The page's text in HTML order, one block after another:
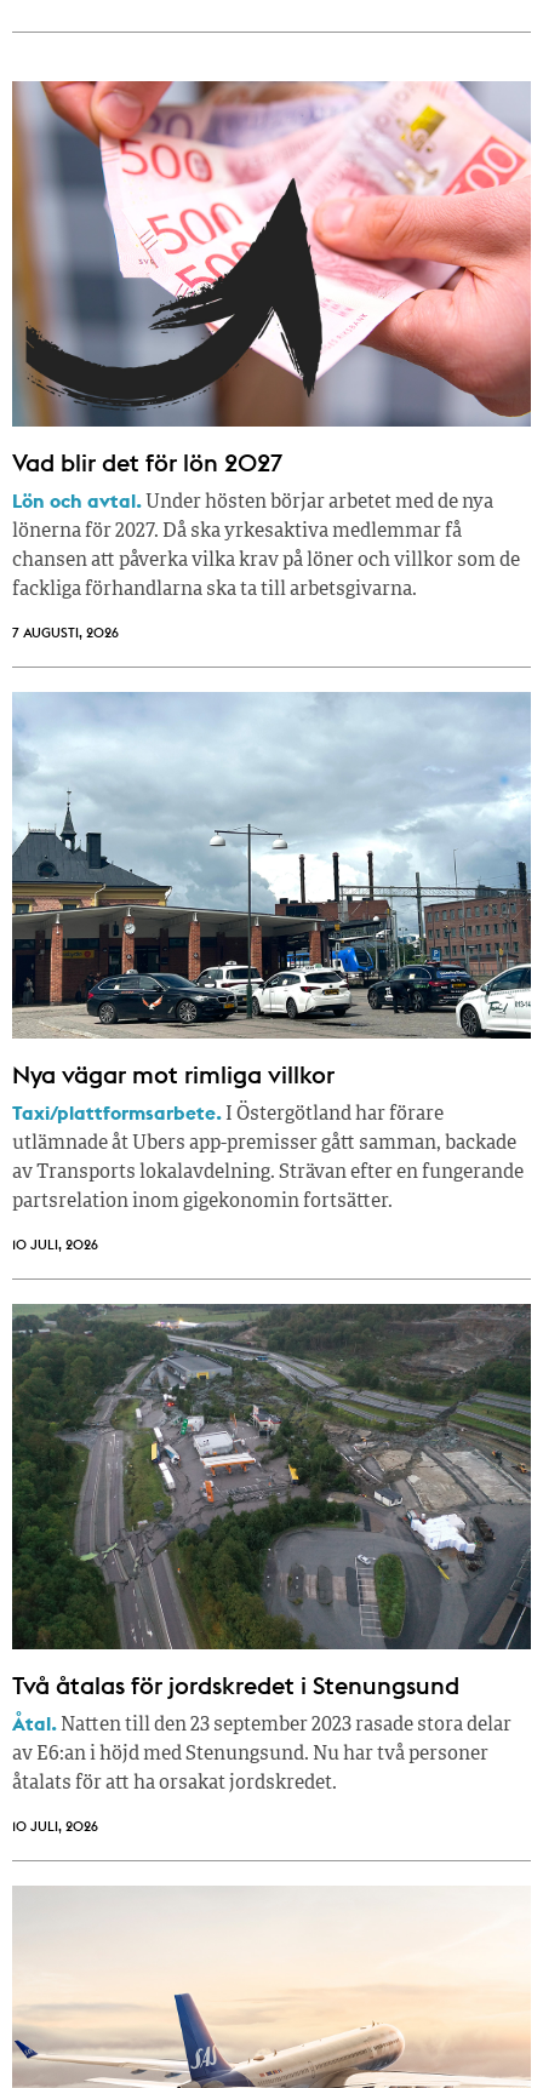
Vad blir det för lön 2027
Lön och avtal. Under hösten börjar arbetet med de nya
lönerna för 2027. Då ska yrkesaktiva medlemmar få
chansen att påverka vilka krav på löner och villkor som de
fackliga förhandlarna ska ta till arbetsgivarna.
7 AUGUSTI, 2026
Nya vägar mot rimliga villkor
Taxi/plattformsarbete. I Östergötland har förare
utlämnade åt Ubers app-premisser gått samman, backade
av Transports lokalavdelning. Strävan efter en fungerande
partsrelation inom gigekonomin fortsätter.
10 JULI, 2026
Två åtalas för jordskredet i Stenungsund
Åtal. Natten till den 23 september 2023 rasade stora delar
av E6:an i höjd med Stenungsund. Nu har två personer
åtalats för att ha orsakat jordskredet.
10 JULI, 2026